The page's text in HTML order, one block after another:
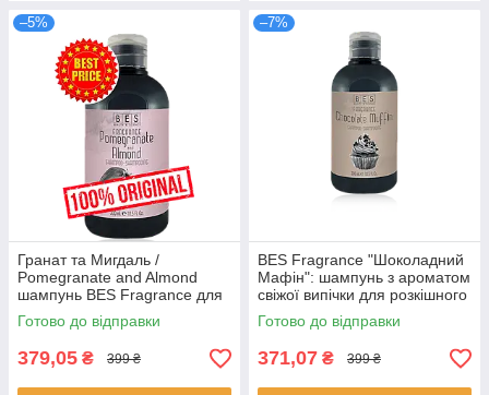
–5%
Гранат та Мигдаль /
Pomegranate and Almond
шампунь BES Fragrance для
всіх типів волосся 300 мл
Готово до відправки
379,05 ₴ 399 ₴
–7%
BES Fragrance "Шоколадний
Мафін": шампунь з ароматом
свіжої випічки для розкішного
волосся
Готово до відправки
371,07 ₴ 399 ₴